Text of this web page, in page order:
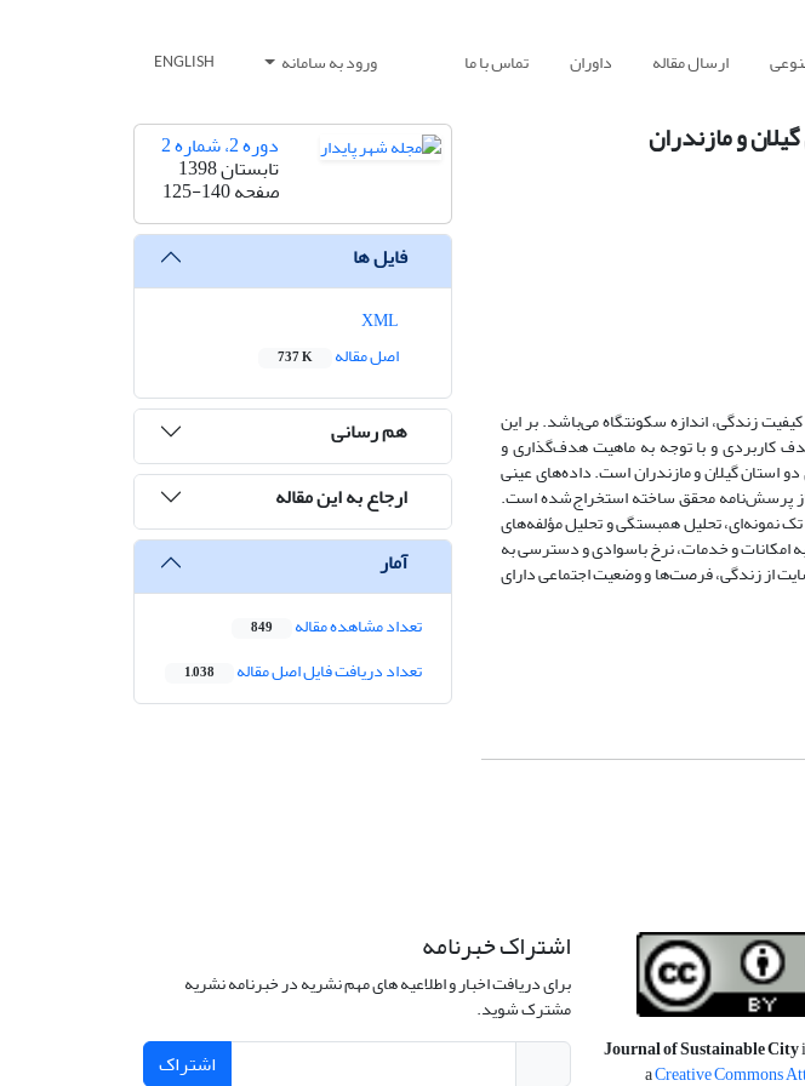
ارسال مقاله داوران تماس با ما ورود به سامانه ENGLISH
و مازندران
زندگی، اندازه سکونتگاه می‌باشد. بر این
کاربردی و با توجه به ماهیت هدف‌گذاری و
گیلان و مازندران است. داده‌های عینی
کیفیت زندگی با استفاده از پرسش‌نامه محقق ساخته استخراج‌شده است.
برای تحلیل داده‌های پژوهش از تکنیک‌های آمار توصیفی و استنباطی شامل میانگین، انحراف معیار، آزمون T تک نمونه‌ای، تحلیل همبستگی و تحلیل مؤلفه‌های
و خدمات، نرخ باسوادی و دسترسی به
از زندگی، فرصت‌ها و وضعیت اجتماعی دارای
دوره 2، شماره 2
تابستان 1398
صفحه125-140
فایل ها
اصل مقاله
737 K
هم رسانی
ارجاع به این مقاله
آمار
تعداد مشاهده مقاله 849
تعداد دریافت فایل اصل مقاله 1,038
Journal of Sustainable City
aCreative Commons
اشتراک خبرنامه
برای دریافت اخبار و اطلاعیه های مهم نشریه در خبرنامه نشریه
مشترک شوید.
اشتراک